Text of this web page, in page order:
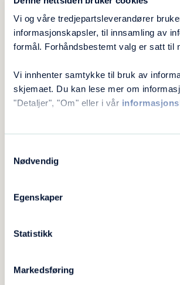
Vi og våre tredjepartsleverandører
informasjonskapsler, til innsamling av
formål. Forhåndsbestemt valg er satt til
Vi innhenter samtykke til bruk av
skjemaet. Du kan lese mer om
"Detaljer", "Om" eller i vår
Nødvendig
Egenskaper
Statistikk
Markedsføring
og
i data-